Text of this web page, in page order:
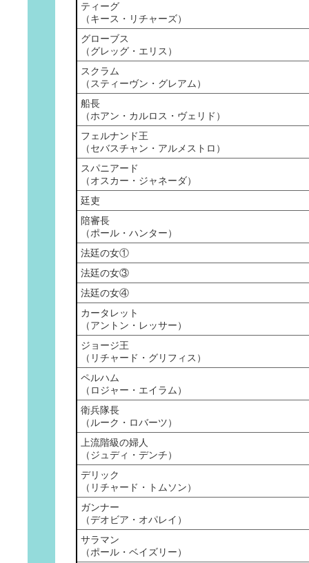
ティーグ
（キース・リチャーズ）
グローブス
（グレッグ・エリス）
スクラム
（スティーヴン・グレアム）
船長
（ホアン・カルロス・ヴェリド）
フェルナンド王
（セバスチャン・アルメストロ）
スパニアード
（オスカー・ジャネーダ）
廷吏
陪審長
（ポール・ハンター）
法廷の女①
法廷の女③
法廷の女④
カータレット
（アントン・レッサー）
ジョージ王
（リチャード・グリフィス）
ペルハム
（ロジャー・エイラム）
衛兵隊長
（ルーク・ロバーツ）
上流階級の婦人
（ジュディ・デンチ）
デリック
（リチャード・トムソン）
ガンナー
（デオビア・オパレイ）
サラマン
（ポール・ベイズリー）